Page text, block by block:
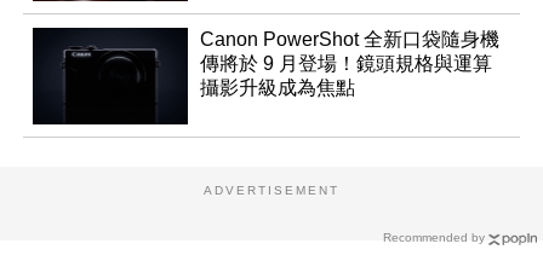
Canon PowerShot 全新口袋隨身機
傳將於 9 月登場！鏡頭規格與運算
攝影升級成為焦點
Recommended by
ADVERTISEMENT